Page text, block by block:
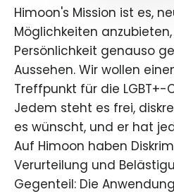
Himoon's Mission ist es,
Möglichkeiten
Persönlichkeit genauso
Aussehen. Wir wollen
Treffpunkt für die
Jedem steht es frei,
es wünscht, und er hat
Auf Himoon haben
Verurteilung und
Gegenteil: Die